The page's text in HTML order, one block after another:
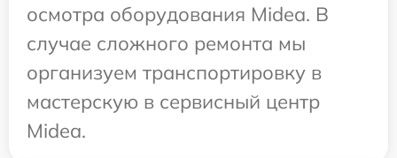
осмотра оборудования Midea. В
случае сложного ремонта мы
организуем транспортировку в
мастерскую в сервисный центр
Midea.